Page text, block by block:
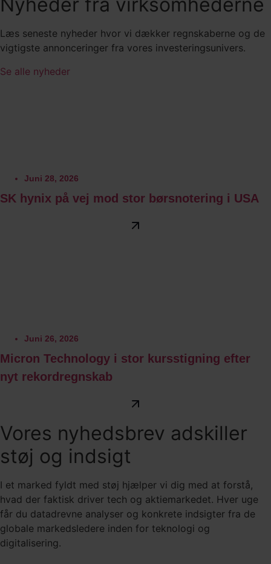
Læs seneste nyheder hvor vi dækker regnskaberne og de
vigtigste annonceringer fra vores investeringsunivers.
Se alle nyheder
Juni 28, 2026
SK hynix på vej mod stor børsnotering i USA
Juni 26, 2026
Micron Technology i stor kursstigning efter
nyt rekordregnskab
Vores nyhedsbrev adskiller
støj og indsigt
I et marked fyldt med støj hjælper vi dig med at forstå,
hvad der faktisk driver tech og aktiemarkedet. Hver uge
får du datadrevne analyser og konkrete indsigter fra de
globale markedsledere inden for teknologi og
digitalisering.